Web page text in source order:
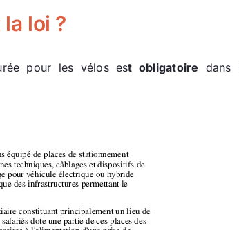
loi ?
pour les vélos est obligatoire dans